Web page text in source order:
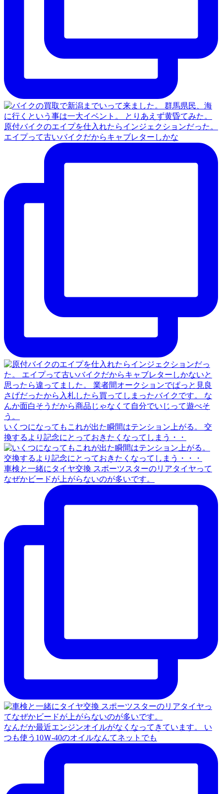
原付バイクのエイプを仕入れたらインジェクションだった。
エイプって古いバイクだからキャブレターしかな
いくつになってもこれが出た瞬間はテンション上がる。 交
換するより記念にとっておきたくなってしまう・・
車検と一緒にタイヤ交換 スポーツスターのリアタイヤって
なぜかビードが上がらないのが多いです。
なんだか最近エンジンオイルがなくなってきています。 い
つも使う10Ｗ‐40のオイルなんてネットでも